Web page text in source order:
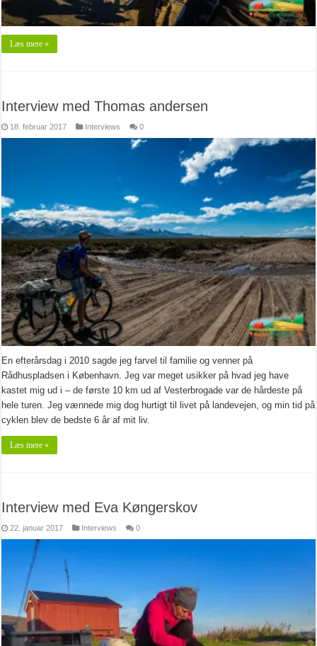
Læs mere »
Interview med Thomas andersen
18. februar 2017 Interviews 0
En efterårsdag i 2010 sagde jeg farvel til familie og venner på
Rådhuspladsen i København. Jeg var meget usikker på hvad jeg have
kastet mig ud i – de første 10 km ud af Vesterbrogade var de hårdeste på
hele turen. Jeg vænnede mig dog hurtigt til livet på landevejen, og min tid på
cyklen blev de bedste 6 år af mit liv.
Læs mere »
Interview med Eva Køngerskov
22. januar 2017 Interviews 0